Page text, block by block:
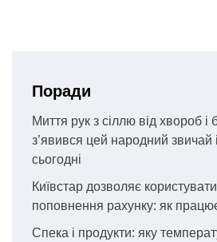
Поради
Миття рук з сіллю від хвороб і
з’явився цей народний звичай
сьогодні
Київстар дозволяє
поповнення рахунку: як
Спека і продукти: яку